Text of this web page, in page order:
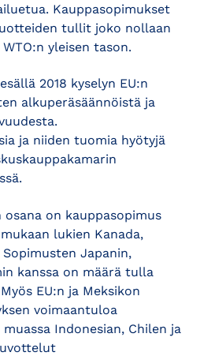
Kauppasopimukset
tullit joko nollaan
yleisen tason.
2018 kyselyn EU:n
alkuperäsäännöistä ja
ja niiden tuomia hyötyjä
osana on kauppasopimus
lukien Kanada,
Japanin,
kanssa on määrä tulla
EU:n ja Meksikon
voimaantuloa
Indonesian, Chilen ja